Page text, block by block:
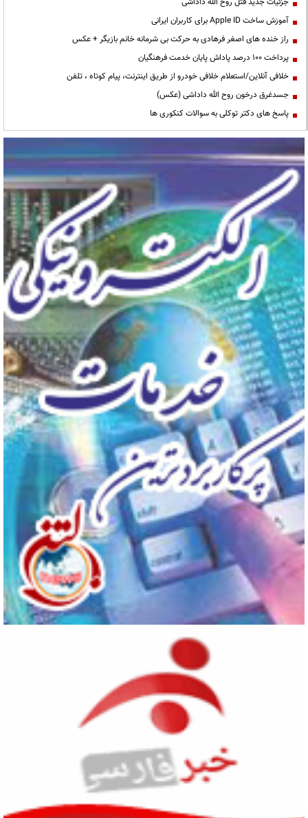
آموزش ساخت Apple ID برای کاربران ایرانی
راز خنده های اصغر فرهادی به حرکت بی شرمانه خانم بازیگر + عکس
پرداخت ۱۰۰ درصد پاداش پایان خدمت فرهنگیان
خلافی آنلاین/استعلام خلافی خودرو از طریق اینترنت، پیام کوتاه ، تلفن
جسدغرق درخون روح الله داداشی (عکس)
پاسخ های دکتر توکلی به سوالات کنکوری ها